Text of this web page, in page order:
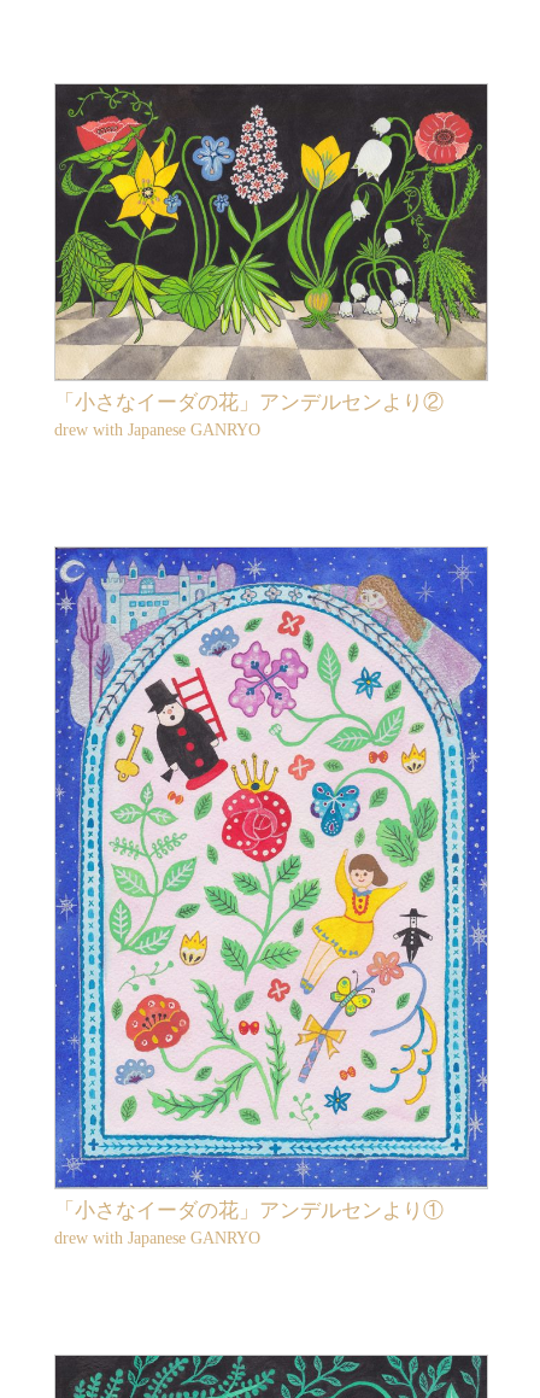
「小さなイーダの花」アンデルセンより②
drew with Japanese GANRYO
「小さなイーダの花」アンデルセンより①
drew with Japanese GANRYO